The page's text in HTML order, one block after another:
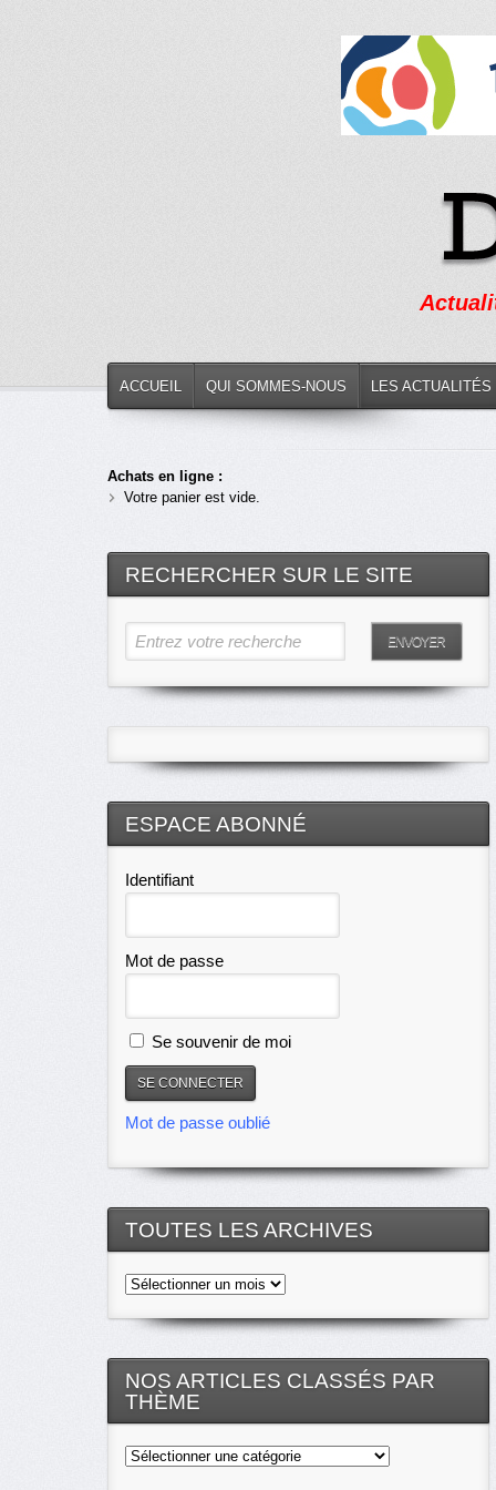
ACCUEIL QUI SOMMES-NOUS LES ACTUALITÉS
Achats en ligne :
Votre panier est vide.
RECHERCHER SUR LE SITE
Entrez votre recherche ENVOYER
ESPACE ABONNÉ
Identifiant
Mot de passe
Se souvenir de moi
Mot de passe oublié
TOUTES LES ARCHIVES
Toutes
archives
NOS ARTICLES CLASSÉS PAR
THÈME
Nos